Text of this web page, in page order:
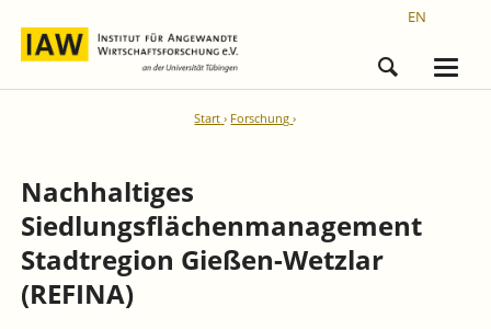
EN
Start Forschung
Nachhaltiges
Siedlungsflächenmanagement
Stadtregion Gießen-Wetzlar
(REFINA)